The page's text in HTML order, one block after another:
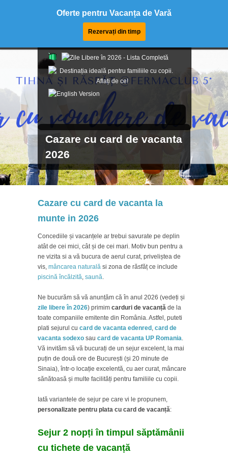
Cazare cu card de vacanta
2026
Cazare cu card de vacanta la
munte in 2026
Concediile și vacanțele ar trebui savurate pe deplin
atât de cei mici, cât și de cei mari. Motiv bun pentru a
ne vizita si a vă bucura de aerul curat, priveliștea de
vis, mâncarea naturală si zona de răsfăț ce include
piscină încălzită, saună.
Ne bucurăm să vă anunțăm că în anul 2026 (vedeți și
zile libere în 2026) primim carduri de vacanță de la
toate companiile emitente din România. Astfel, puteti
plati sejurul cu card de vacanta edenred , card de
vacanta sodexo sau card de vacanta UP Romania.
Vă invităm să vă bucurați de un sejur excelent, la mai
puțin de două ore de București (și 20 minute de
Sinaia), într-o locație excelentă, cu aer curat, mâncare
sănătoasă și multe facilități pentru familiile cu copii.
Iată variantele de sejur pe care vi le propunem,
personalizate pentru plata cu card de vacanță:
Sejur 2 nopți în timpul săptămânii
cu tichete de vacanță
Oferte pentru Vacanța de Vară
Rezervați din timp